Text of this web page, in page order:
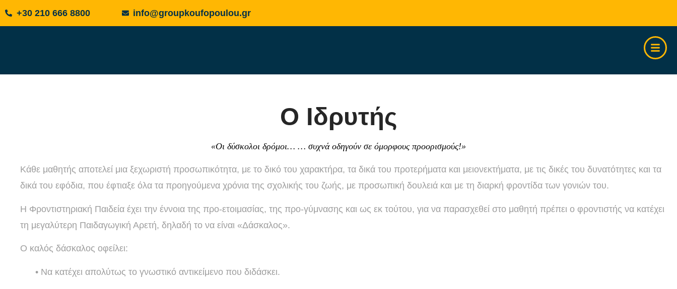
+30 210 666 8800 info@groupkoufopoulou.gr
Ο Iδρυτής
«Οι δύσκολοι δρόμοι… … συχνά οδηγούν σε όμορφους προορισμούς!»
Κάθε μαθητής αποτελεί μια ξεχωριστή προσωπικότητα, με το δικό του χαρακτήρα, τα δικά του προτερήματα και μειονεκτήματα, με τις δικές του δυνατότητες και τα
δικά του εφόδια, που έφτιαξε όλα τα προηγούμενα χρόνια της σχολικής του ζωής, με προσωπική δουλειά και με τη διαρκή φροντίδα των γονιών του.
Η Φροντιστηριακή Παιδεία έχει την έννοια της προ-ετοιμασίας, της προ-γύμνασης και ως εκ τούτου, για να παρασχεθεί στο μαθητή πρέπει ο φροντιστής να κατέχει
τη μεγαλύτερη Παιδαγωγική Αρετή, δηλαδή το να είναι «Δάσκαλος».
Ο καλός δάσκαλος οφείλει:
• Να κατέχει απολύτως το γνωστικό αντικείμενο που διδάσκει.